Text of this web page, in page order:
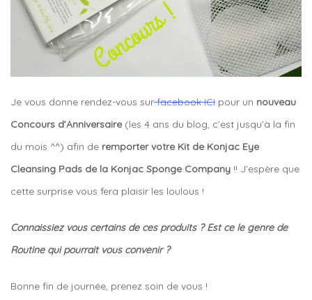
Je vous donne rendez-vous surfacebook ICI pour un nouveau
Concours d’Anniversaire (les 4 ans du blog, c’est jusqu’à la fin
du mois ^^) afin de remporter votre Kit de Konjac Eye
Cleansing Pads de la Konjac Sponge Company !! J’espère que
cette surprise vous fera plaisir les loulous !
Connaissiez vous certains de ces produits ? Est ce le genre de
Routine qui pourrait vous convenir ?
Bonne fin de journée, prenez soin de vous !